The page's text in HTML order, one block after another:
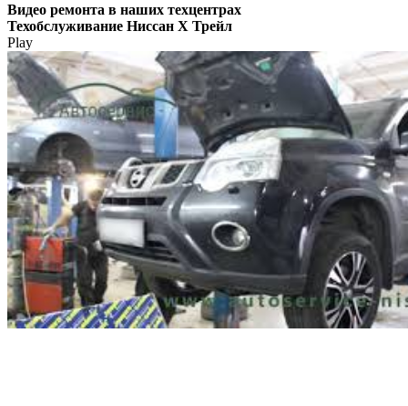
Видео ремонта в наших техцентрах
Техобслуживание Ниссан Х Трейл
Play